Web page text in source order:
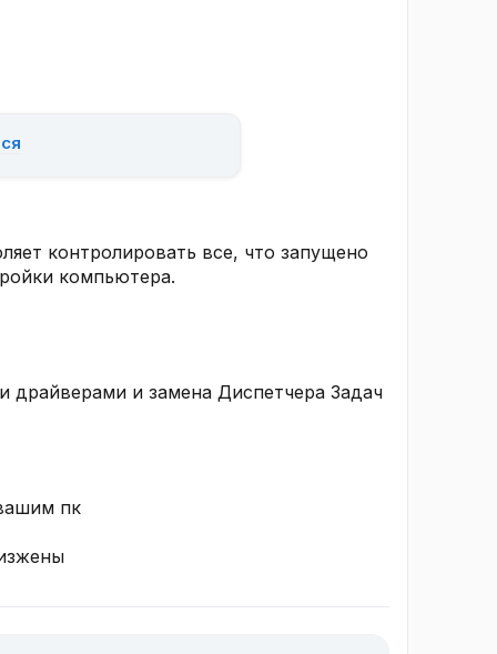
контролировать все, что запущено
компьютера.
драйверами и замена Диспетчера Задач
пк